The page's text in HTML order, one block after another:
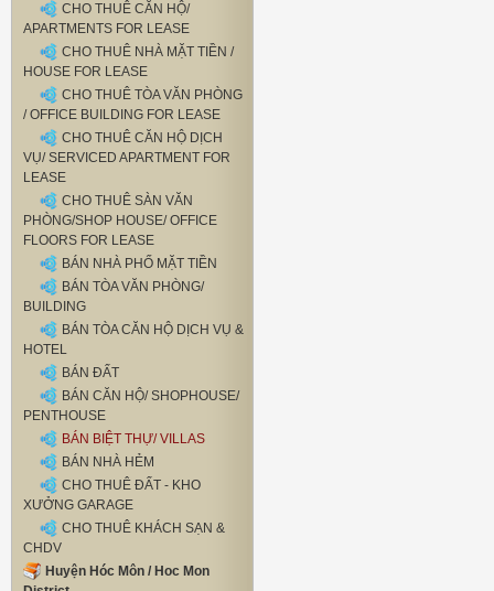
CHO THUÊ CĂN HỘ/
APARTMENTS FOR LEASE
CHO THUÊ NHÀ MẶT TIỀN /
HOUSE FOR LEASE
CHO THUÊ TÒA VĂN PHÒNG
/ OFFICE BUILDING FOR LEASE
CHO THUÊ CĂN HỘ DỊCH
VỤ/ SERVICED APARTMENT FOR
LEASE
CHO THUÊ SÀN VĂN
PHÒNG/SHOP HOUSE/ OFFICE
FLOORS FOR LEASE
BÁN NHÀ PHỐ MẶT TIỀN
BÁN TÒA VĂN PHÒNG/
BUILDING
BÁN TÒA CĂN HỘ DỊCH VỤ &
HOTEL
BÁN ĐẤT
BÁN CĂN HỘ/ SHOPHOUSE/
PENTHOUSE
BÁN BIỆT THỰ/ VILLAS
BÁN NHÀ HẺM
CHO THUÊ ĐẤT - KHO
XƯỞNG GARAGE
CHO THUÊ KHÁCH SẠN &
CHDV
Huyện Hóc Môn / Hoc Mon